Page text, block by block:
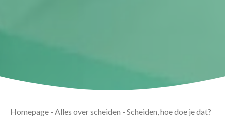
Homepage - Alles over scheiden - Scheiden, hoe doe je dat?